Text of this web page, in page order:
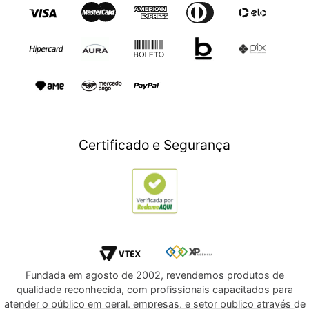
Trocas e Devoluçoes
Eletroportáteis
TV e Áudio
Games
Utilidades Domésticas
Dia dos Namorados
Presente para Pais
Compre e DoeCertificado e Segurança
Fundada em agosto de 2002, revendemos produtos de
qualidade reconhecida, com profissionais capacitados para
atender o público em geral, empresas, e setor publico através de